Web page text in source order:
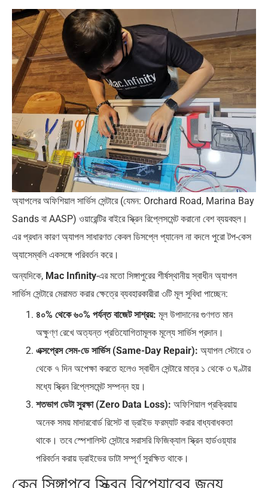
অ্যাপলের অফিশিয়াল সার্ভিস সেন্টারে (যেমন: Orchard Road, Marina Bay
Sands বা AASP) ওয়ারেন্টির বাইরে স্ক্রিন রিপ্লেসমেন্ট করানো বেশ ব্যয়বহুল।
এর প্রধান কারণ অ্যাপল সাধারণত কেবল ডিসপ্লে প্যানেল না বদলে পুরো টপ-কেস
অ্যাসেম্বলি একসঙ্গে পরিবর্তন করে।
অন্যদিকে, Mac Infinity-এর মতো সিঙ্গাপুরের শীর্ষস্থানীয় স্বাধীন অ্যাপল
সার্ভিস সেন্টারে মেরামত করার ক্ষেত্রে ব্যবহারকারীরা ৩টি মূল সুবিধা পাচ্ছেন:
৪০% থেকে ৬০% পর্যন্ত বাজেট সাশ্রয়: মূল উপাদানের গুণগত মান
অক্ষুণ্ণ রেখে অত্যন্ত প্রতিযোগিতামূলক মূল্যে সার্ভিস প্রদান।
এক্সপ্রেস সেম-ডে সার্ভিস (Same-Day Repair): অ্যাপল স্টোরে ৩
থেকে ৭ দিন অপেক্ষা করতে হলেও স্বাধীন সেন্টারে মাত্র ১ থেকে ৩ ঘণ্টার
মধ্যে স্ক্রিন রিপ্লেসমেন্ট সম্পন্ন হয়।
শতভাগ ডেটা সুরক্ষা (Zero Data Loss): অফিশিয়াল প্রক্রিয়ায়
অনেক সময় মাদারবোর্ড রিসেট বা ড্রাইভ ফরম্যাট করার বাধ্যবাধকতা
থাকে। তবে স্পেশালিস্ট সেন্টারে সরাসরি ফিজিক্যাল স্ক্রিন হার্ডওয়্যার
পরিবর্তন করায় ড্রাইভের ডাটা সম্পূর্ণ সুরক্ষিত থাকে।